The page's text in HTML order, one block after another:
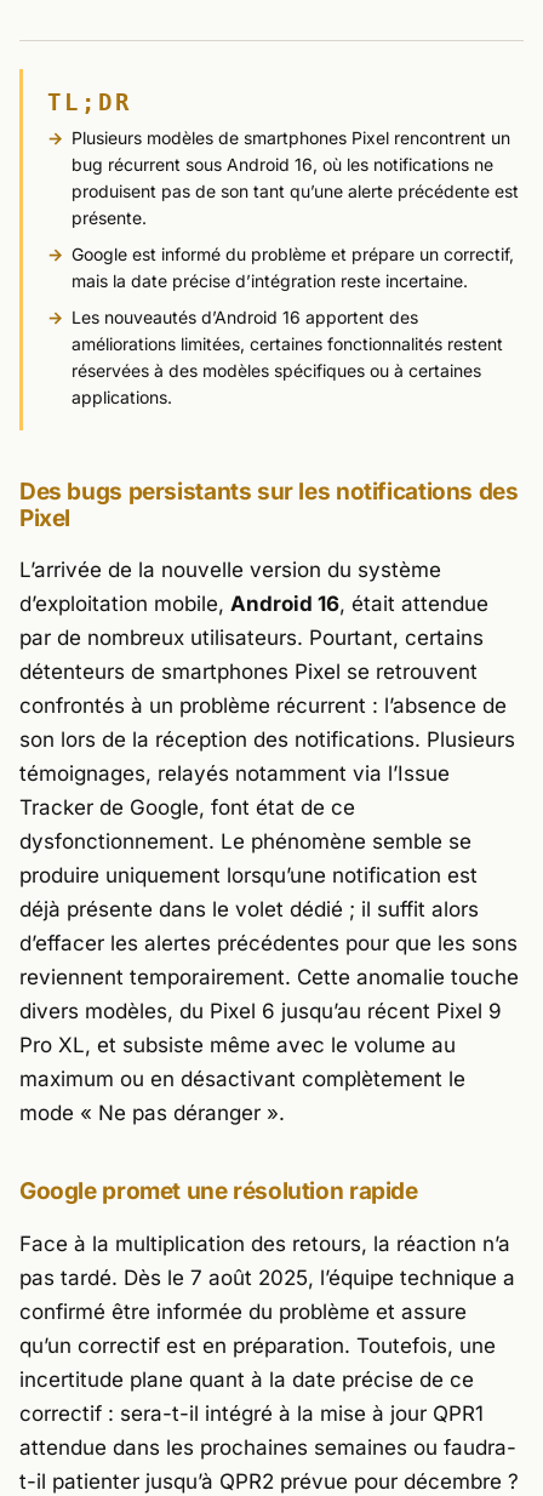
TL;DR
Plusieurs modèles de smartphones Pixel rencontrent un
bug récurrent sous Android 16, où les notifications ne
produisent pas de son tant qu’une alerte précédente est
présente.
Google est informé du problème et prépare un correctif,
mais la date précise d’intégration reste incertaine.
Les nouveautés d’Android 16 apportent des
améliorations limitées, certaines fonctionnalités restent
réservées à des modèles spécifiques ou à certaines
applications.
Des bugs persistants sur les notifications des
Pixel
L’arrivée de la nouvelle version du système
d’exploitation mobile, Android 16, était attendue
par de nombreux utilisateurs. Pourtant, certains
détenteurs de smartphones Pixel se retrouvent
confrontés à un problème récurrent : l’absence de
son lors de la réception des notifications. Plusieurs
témoignages, relayés notamment via l’Issue
Tracker de Google, font état de ce
dysfonctionnement. Le phénomène semble se
produire uniquement lorsqu’une notification est
déjà présente dans le volet dédié ; il suffit alors
d’effacer les alertes précédentes pour que les sons
reviennent temporairement. Cette anomalie touche
divers modèles, du Pixel 6 jusqu’au récent Pixel 9
Pro XL, et subsiste même avec le volume au
maximum ou en désactivant complètement le
mode « Ne pas déranger ».
Google promet une résolution rapide
Face à la multiplication des retours, la réaction n’a
pas tardé. Dès le 7 août 2025, l’équipe technique a
confirmé être informée du problème et assure
qu’un correctif est en préparation. Toutefois, une
incertitude plane quant à la date précise de ce
correctif : sera-t-il intégré à la mise à jour QPR1
attendue dans les prochaines semaines ou faudra-
t-il patienter jusqu’à QPR2 prévue pour décembre ?